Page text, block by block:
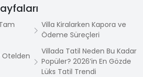
Villa Kiralarken Kapora ve
Ödeme Süreçleri
Otelden
Villada Tatil Neden Bu Kadar
Popüler? 2026’in En Gözde
Lüks Tatil Trendi